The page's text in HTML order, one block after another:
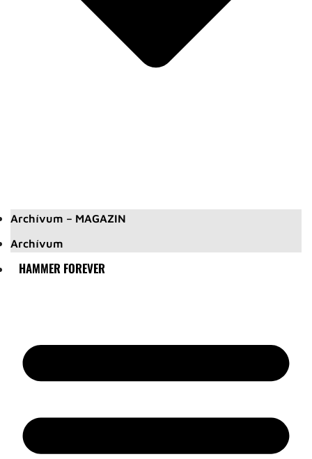
Archívum – MAGAZIN
Archívum
HAMMER FOREVER